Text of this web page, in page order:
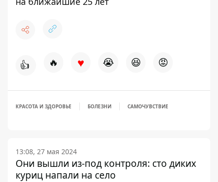
👍 🔥 ♥ 😭 😆 😡
КРАСОТА И ЗДОРОВЬЕ БОЛЕЗНИ САМОЧУВСТВИЕ
13:08, 27 мая 2024
Они вышли из-под контроля: сто диких
куриц напали на село